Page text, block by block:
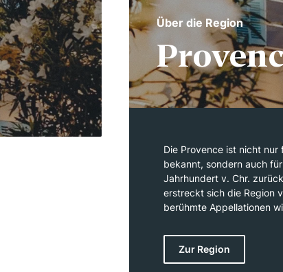
Über die Region
Die Provence ist nicht
bekannt, sondern auch
Jahrhundert v. Chr.
erstreckt sich die Region
berühmte Appellationen
bietet optimale
Grenache, Syrah und
frischen, hellen
Zur Region